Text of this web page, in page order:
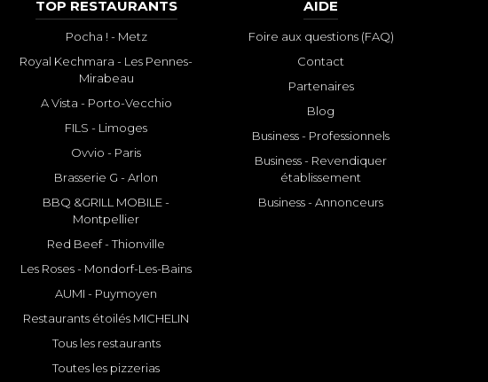
TOP RESTAURANTS
Pocha ! - Metz
Royal Kechmara - Les Pennes-
Mirabeau
A Vista - Porto-Vecchio
FILS - Limoges
Ovvio - Paris
Brasserie G - Arlon
BBQ &GRILL MOBILE -
Montpellier
Red Beef - Thionville
Les Roses - Mondorf-Les-Bains
AUMI - Puymoyen
Restaurants étoilés MICHELIN
Tous les restaurants
Toutes les pizzerias
AIDE
Foire aux questions (FAQ)
Contact
Partenaires
Blog
Business - Professionnels
Business - Revendiquer
établissement
Business - Annonceurs